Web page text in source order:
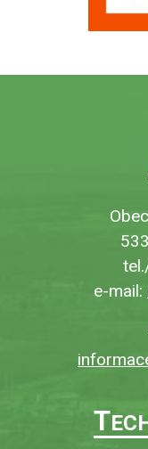
e-mail:
T